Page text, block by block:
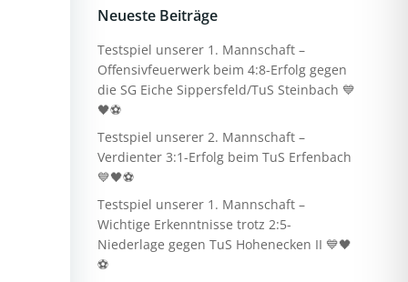
Neueste Beiträge
Testspiel unserer 1. Mannschaft –
Offensivfeuerwerk beim 4:8-Erfolg gegen
die SG Eiche Sippersfeld/TuS Steinbach 💙
🖤⚽
Testspiel unserer 2. Mannschaft –
Verdienter 3:1-Erfolg beim TuS Erfenbach
💙🖤⚽
Testspiel unserer 1. Mannschaft –
Wichtige Erkenntnisse trotz 2:5-
Niederlage gegen TuS Hohenecken II 💙🖤
⚽